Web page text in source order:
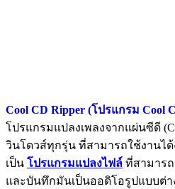
Cool CD Ripper (โปรแกรม Cool
โปรแกรมแปลงเพลงจากแผ่นซีดี
วินโดวส์ทุกรุ่น ที่สามารถใช้งานไ
เป็น โปรแกรมแปลงไฟล์ ที่สามาร
และบันทึกมันเป็นออดิโอรูปแบบต่าง